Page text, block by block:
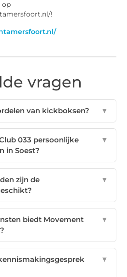
op
!
vragen
van kickboksen? ▼
033 persoonlijke
in Soest?
▼
zijn de
▼
biedt Movement
▼
▼